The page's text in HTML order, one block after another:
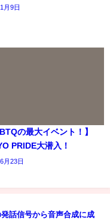
月9日
の最大イベント！】
PRIDE大潜入！
月23日
話信号から音声合成に成